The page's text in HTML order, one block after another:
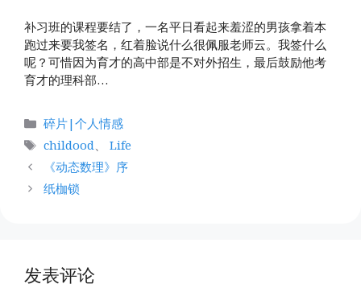
补习班的课程要结了，一名平日看起来羞涩的男孩拿着本
跑过来要我签名，红着脸说什么很佩服老师云。我签什么
呢？可惜因为育才的高中部是不对外招生，最后鼓励他考
育才的理科部…
分
类
碎片|个人情感
标
签
childood
Life
《动态数理》序
纸枷锁
发表评论